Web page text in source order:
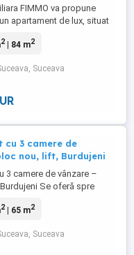
FIMMO va propune
apartament de lux, situat
1 dintr-un imobil cu
intre confort, intimitate si
o suprafata utila de 84 ...
2| 84 m2
Suceava
cu 3 camere de
nou, lift, Burdujeni
3 camere de vânzare –
Se oferă spre
la etajul 3 al unui bloc
are o suprafață
și este compartimentat
2| 65 m2
Suceava